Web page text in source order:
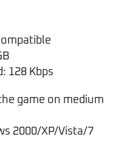
128 Kbps
game on medium
2000/XP/Vista/7